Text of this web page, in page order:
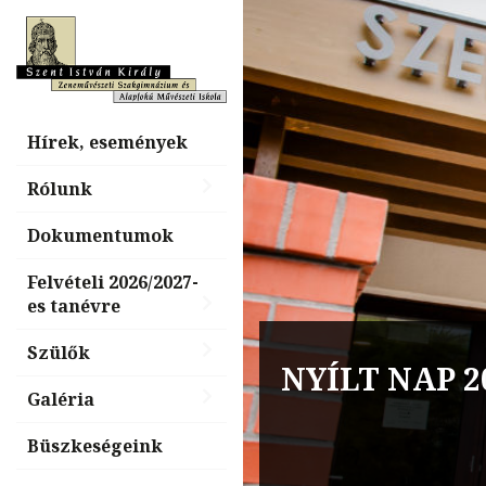
Hírek, események
Rólunk
Dokumentumok
Felvételi 2026/2027-
es tanévre
Szülők
Galéria
Büszkeségeink
NYÍLT NAP
Billentyűs
nap, „Tiéd a